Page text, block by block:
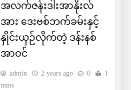
အလက်ဇန်းဒါးအာနိုးလ်
အား ဒေးဗစ်ဘက်ခမ်းနှင့်
နှိုင်းယှဉ်လိုက်တဲ့ ဒန်းနစ်
အာဝင်
admin 2 years ago 0
1
mins